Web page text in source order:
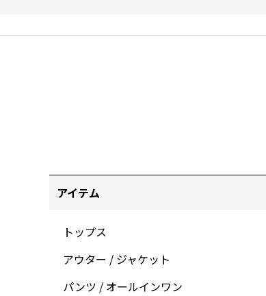
アイテム
トップス
アウター / ジャケット
パンツ / オールインワン